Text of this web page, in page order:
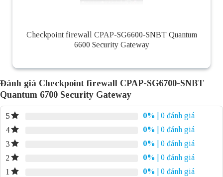
Checkpoint firewall CPAP-SG6600-SNBT Quantum
6600 Security Gateway
Đánh giá Checkpoint firewall CPAP-SG6700-SNBT
Quantum 6700 Security Gateway
5 0%
| 0 đánh giá
4
0%
| 0 đánh giá
3
0%
| 0 đánh giá
2
0%
| 0 đánh giá
1
0% | 0 đánh giá